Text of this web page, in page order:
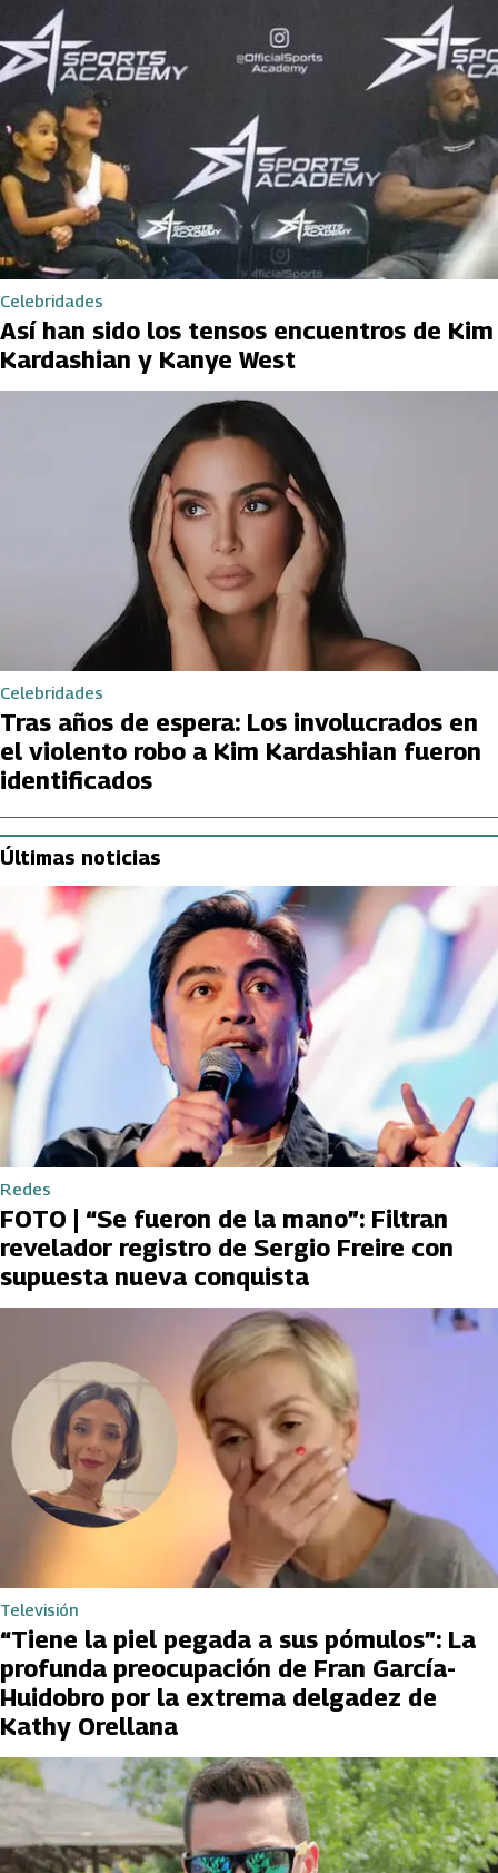
Celebridades
Así han sido los tensos encuentros de Kim
Kardashian y Kanye West
Celebridades
Tras años de espera: Los involucrados en
el violento robo a Kim Kardashian fueron
identificados
Últimas noticias
Redes
FOTO | “Se fueron de la mano”: Filtran
revelador registro de Sergio Freire con
supuesta nueva conquista
Televisión
“Tiene la piel pegada a sus pómulos”: La
profunda preocupación de Fran García-
Huidobro por la extrema delgadez de
Kathy Orellana